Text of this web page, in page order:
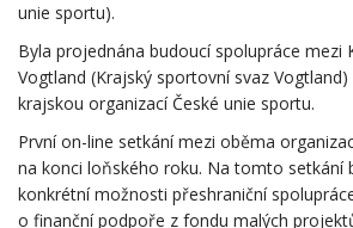
unie sportu).
Byla projednána budoucí spolupráce mezi
Vogtland (Krajský sportovní svaz
krajskou organizací České unie sportu.
První on-line setkání mezi oběma
na konci loňského roku. Na tomto setkání
konkrétní možnosti přeshraniční
o finanční podpoře z fondu malých projektů